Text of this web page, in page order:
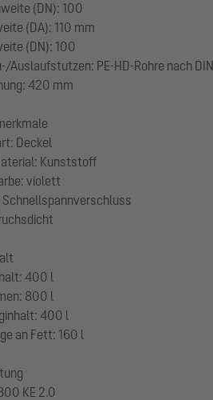
(DN): 100
(DA): 110 mm
(DN): 100
Auslaufstutzen: PE-HD-Rohre nach
420 mm
Deckel
Kunststoff
violett
Schnellspannverschluss
400 l
800 l
400 l
an Fett: 160 l
KE 2.0